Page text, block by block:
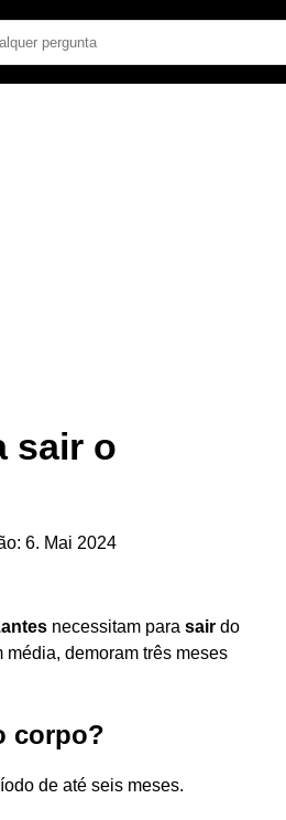
sair o
6. Mai 2024
necessitam para sair do
média, demoram três meses
corpo?
de até seis meses.